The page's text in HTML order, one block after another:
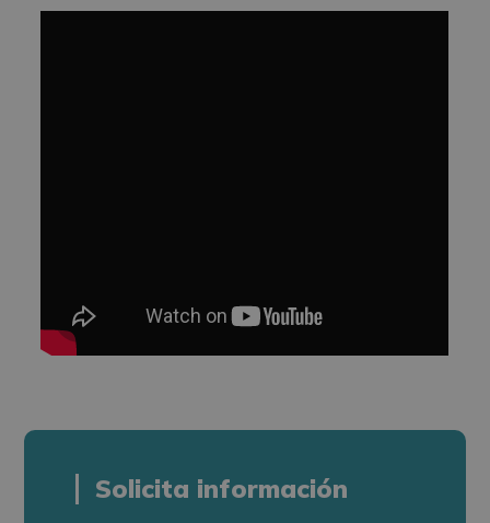
Solicita información